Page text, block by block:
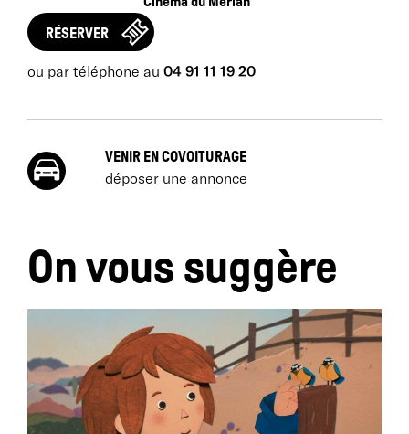
RÉSERVER
ou par téléphone au 04 91 11 19 20
VENIR EN COVOITURAGE
déposer une annonce
On vous suggère